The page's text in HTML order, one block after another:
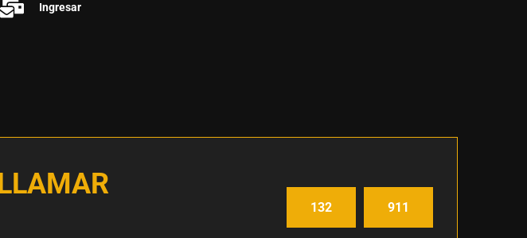
Ingresar
132 911